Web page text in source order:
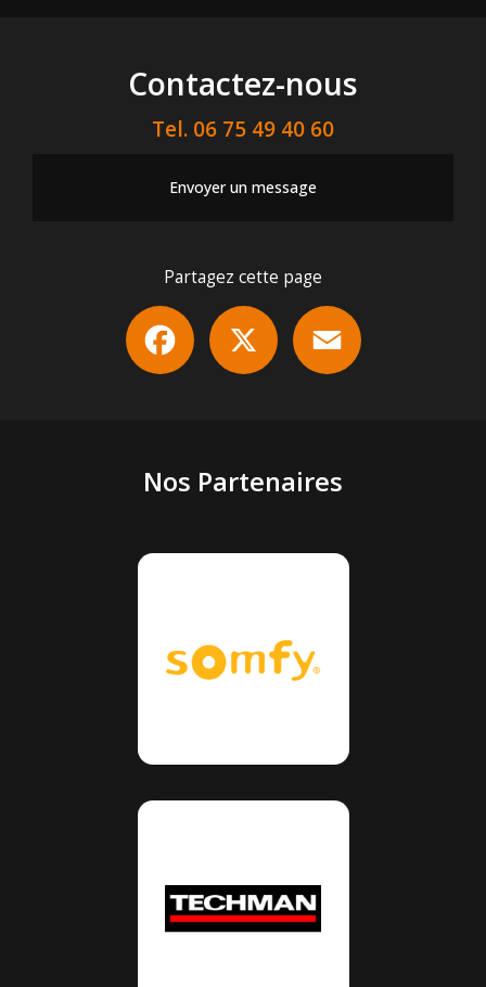
Contactez-nous
Tel. 06 75 49 40 60
Envoyer un message
Partagez cette page
Facebook
Nos Partenaires